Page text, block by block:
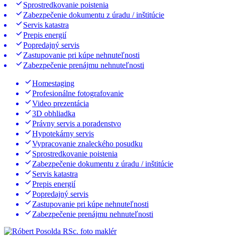
Sprostredkovanie poistenia
Zabezpečenie dokumentu z úradu / inštitúcie
Servis katastra
Prepis energií
Popredajný servis
Zastupovanie pri kúpe nehnuteľnosti
Zabezpečenie prenájmu nehnuteľnosti
Homestaging
Profesionálne fotografovanie
Video prezentácia
3D obhliadka
Právny servis a poradenstvo
Hypotekárny servis
Vypracovanie znaleckého posudku
Sprostredkovanie poistenia
Zabezpečenie dokumentu z úradu / inštitúcie
Servis katastra
Prepis energií
Popredajný servis
Zastupovanie pri kúpe nehnuteľnosti
Zabezpečenie prenájmu nehnuteľnosti